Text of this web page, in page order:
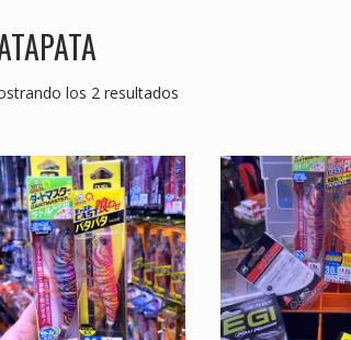
los 2 resultados